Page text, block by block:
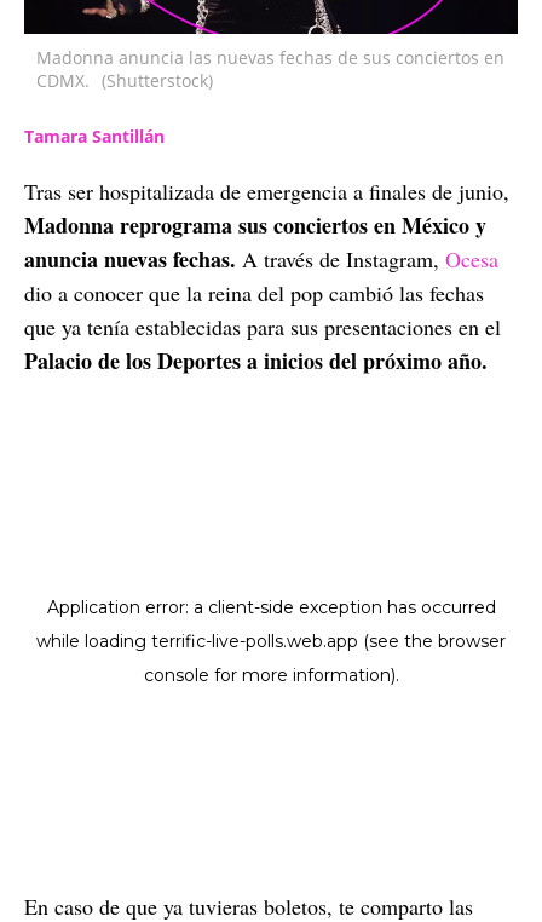
Madonna anuncia las nuevas fechas de sus conciertos en
CDMX. (Shutterstock)
Tamara Santillán
Tras ser hospitalizada de emergencia a finales de junio,
Madonna reprograma sus conciertos en México y
anuncia nuevas fechas. A través de Instagram, Ocesa
dio a conocer que la reina del pop cambió las fechas
que ya tenía establecidas para sus presentaciones en el
Palacio de los Deportes a inicios del próximo año.
En caso de que ya tuvieras boletos, te comparto las